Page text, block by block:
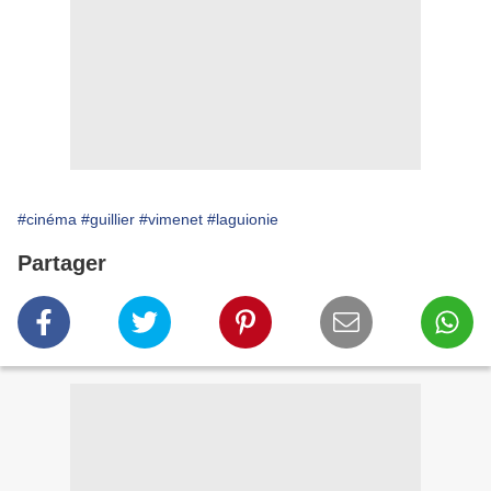
#cinéma #guillier #vimenet #laguionie
Partager